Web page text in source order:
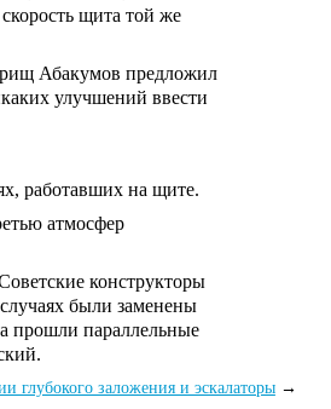
щита той же
Абакумов предложил
улучшений ввести
работавших на щите.
атмосфер
конструкторы
были заменены
прошли параллельные
→
глубокого заложения и эскалаторы